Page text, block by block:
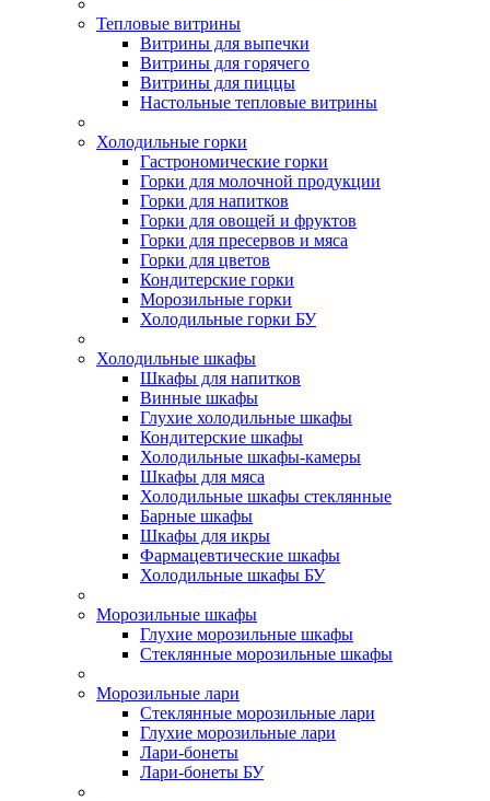
Тепловые витрины
Витрины для выпечки
Витрины для горячего
Витрины для пиццы
Настольные тепловые витрины
Холодильные горки
Гастрономические горки
Горки для молочной продукции
Горки для напитков
Горки для овощей и фруктов
Горки для пресервов и мяса
Горки для цветов
Кондитерские горки
Морозильные горки
Холодильные горки БУ
Холодильные шкафы
Шкафы для напитков
Винные шкафы
Глухие холодильные шкафы
Кондитерские шкафы
Холодильные шкафы-камеры
Шкафы для мяса
Холодильные шкафы стеклянные
Барные шкафы
Шкафы для икры
Фармацевтические шкафы
Холодильные шкафы БУ
Морозильные шкафы
Глухие морозильные шкафы
Стеклянные морозильные шкафы
Морозильные лари
Стеклянные морозильные лари
Глухие морозильные лари
Лари-бонеты
Лари-бонеты БУ